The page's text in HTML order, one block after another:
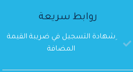
روابط سريعة
ِشهادة التسجيل في ضريبة القيمة
المضافة